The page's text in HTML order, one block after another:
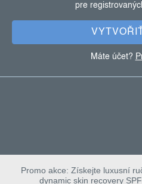
pre
Máte účet?
Promo akce: Získejte luxusní
dynamic skin recovery